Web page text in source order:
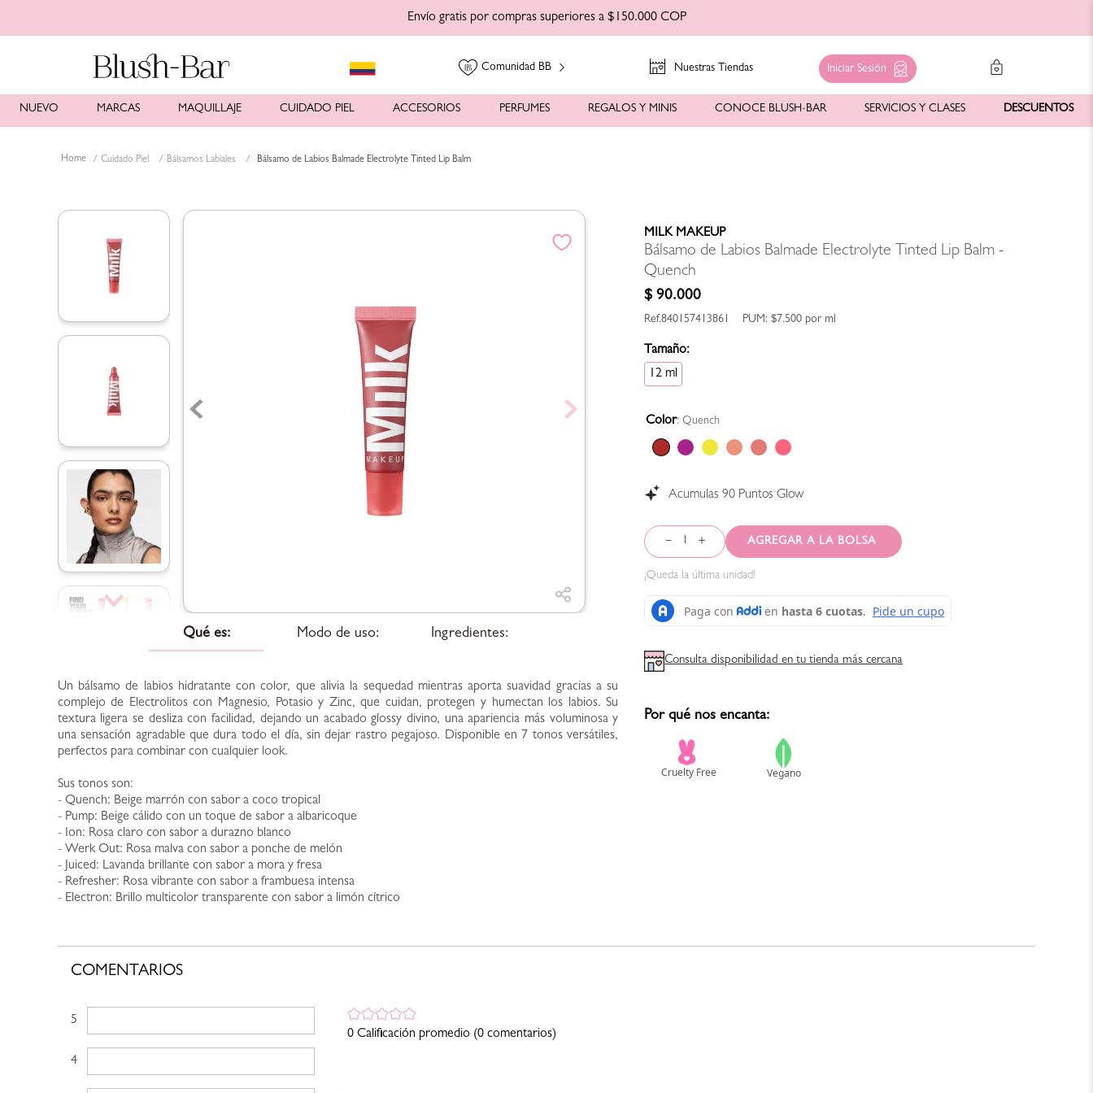
Envío gratis por compras superiores a $150.000 COP
Comunidad BB Nuestras Tiendas Iniciar Sesión
NUEVO MARCAS MAQUILLAJE CUIDADO PIEL ACCESORIOS PERFUMES REGALOS Y MINIS CONOCE BLUSH-BAR SERVICIOS Y CLASES DESCUENTOS
Cuidado Piel Bálsamos Labiales Bálsamo de Labios Balmade Electrolyte Tinted Lip Balm
Qué es: Modo de uso: Ingredientes:
Un bálsamo de labios hidratante con color, que alivia la sequedad mientras aporta suavidad gracias a su
complejo de Electrolitos con Magnesio, Potasio y Zinc, que cuidan, protegen y humectan los labios. Su
textura ligera se desliza con facilidad, dejando un acabado glossy divino, una apariencia más voluminosa y
una sensación agradable que dura todo el día, sin dejar rastro pegajoso. Disponible en 7 tonos versátiles,
perfectos para combinar con cualquier look.
Sus tonos son:
- Quench: Beige marrón con sabor a coco tropical
- Pump: Beige cálido con un toque de sabor a albaricoque
- Ion: Rosa claro con sabor a durazno blanco
- Werk Out: Rosa malva con sabor a ponche de melón
- Juiced: Lavanda brillante con sabor a mora y fresa
- Refresher: Rosa vibrante con sabor a frambuesa intensa
- Electron: Brillo multicolor transparente con sabor a limón cítrico
MILK MAKEUP
Bálsamo de Labios Balmade Electrolyte Tinted Lip Balm -
Quench
$ 90.000
840157413861 PUM:$7.500 por ml
Tamaño:
12 ml
Color: Quench
Acumulas90 Puntos Glow
＋
－
¡Queda la última unidad!
Consulta disponibilidad en tu tienda más cercana
Por qué nos encanta:
COMENTARIOS
0 Calificación promedio (0 comentarios)
5 estrellas
4 estrellas